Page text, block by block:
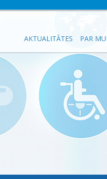
AKTUALITĀTES PAR